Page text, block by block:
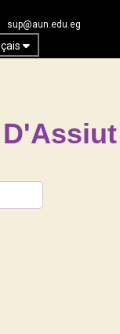
sup@aun.edu.eg